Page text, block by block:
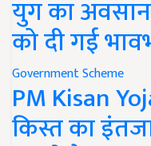
युग का
को दी गई
Government Scheme
PM Kisan
किस्त का